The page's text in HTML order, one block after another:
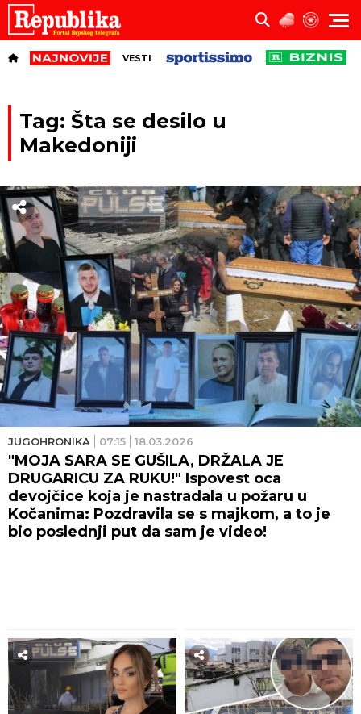
VESTI
Tag: Šta se desilo u
Makedoniji
JUGOHRONIKA 07:15 18.03.2026
"MOJA SARA SE GUŠILA, DRŽALA JE
DRUGARICU ZA RUKU!" Ispovest oca
devojčice koja je nastradala u požaru u
Kočanima: Pozdravila se s majkom, a to je
bio poslednji put da sam je video!